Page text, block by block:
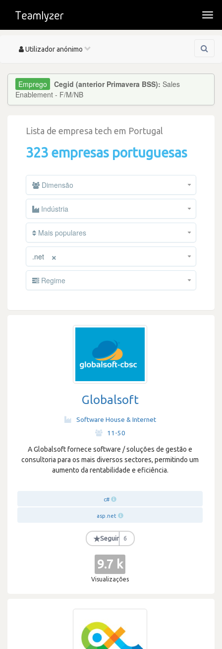
Toggle
Utilizador anónimo
Cegid (anterior Primavera BSS): Sales
Enablement - F/M/NB
Lista de empresa tech em Portugal
323 empresas portuguesas
Dimensão
Indústria
Mais populares
×
.net
Regime
Globalsoft
Software House & Internet
11-50
A Globalsoft fornece software / soluções de gestão e
consultoria para os mais diversos sectores, permitindo um
aumento da rentabilidade e eficiência.
c#
asp.net
★Seguir 6
9.7 k
Visualizações